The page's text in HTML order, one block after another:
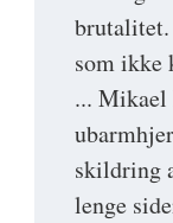
som ikke
... Mikael
skildring
lenge